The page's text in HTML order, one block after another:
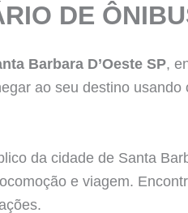
DE
Barbara D’Oeste SP,
ao seu destino usando
da cidade de Santa
e viagem.